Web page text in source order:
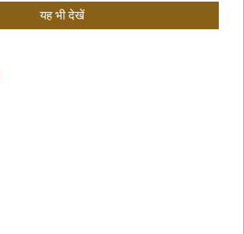
यह भी देखें